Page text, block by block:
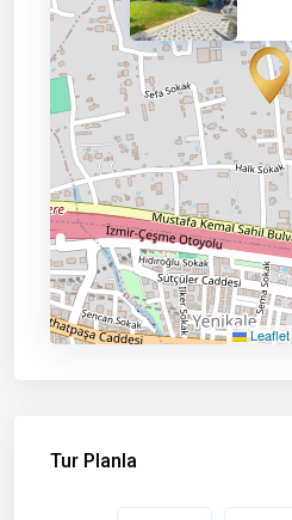
Leaflet
Tur Planla